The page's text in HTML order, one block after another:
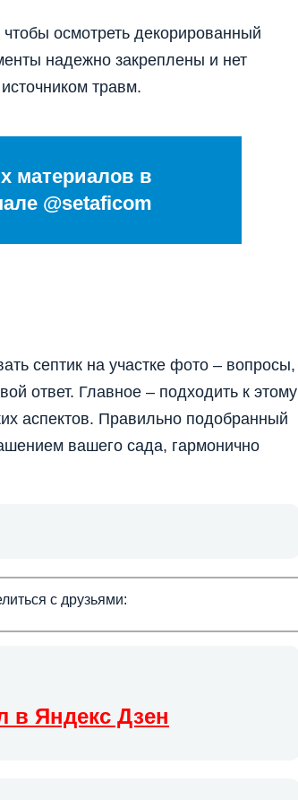
осмотреть декорированный
надежно закреплены и нет
травм.
материалов в
@setaficom
септик на участке фото – вопросы,
ответ. Главное – подходить к этому
аспектов. Правильно подобранный
вашего сада, гармонично
с друзьями:
в Яндекс Дзен